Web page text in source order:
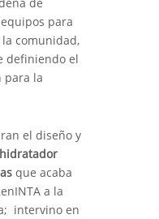
para
comunidad,
definiendo el
para la
el diseño y
que acaba
a la
intervino en